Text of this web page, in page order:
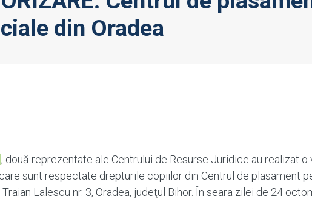
din Oradea
, două reprezentate ale Centrului de Resurse Juridice au realizat o
sunt respectate drepturile copiilor din Centrul de plasament
Lalescu nr. 3, Oradea, judeţul Bihor. În seara zilei de 24